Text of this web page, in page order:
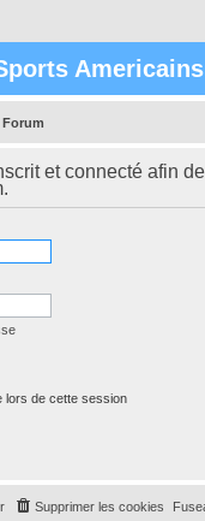
Americains
et connecté afin
lors de cette session
Supprimer les cookies